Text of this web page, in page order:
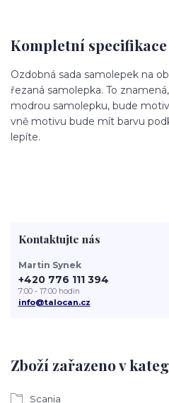
Kompletní specifikace
Ozdobná sada samolepek na
řezaná samolepka. To
modrou samolepku, bude
vně motivu bude mít barvu
lepíte.
Zboží zařazeno v
Scania
Kontaktujte nás
Martin Synek
+420 776 111 394
7:00 - 17:00 hodin
info@talocan.cz